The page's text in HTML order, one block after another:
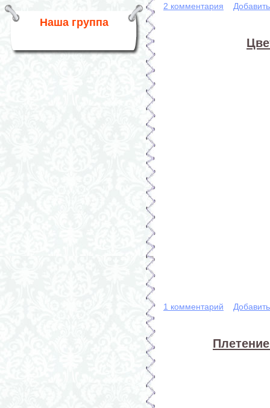
Наша группа
2 комментария
1 комментарий